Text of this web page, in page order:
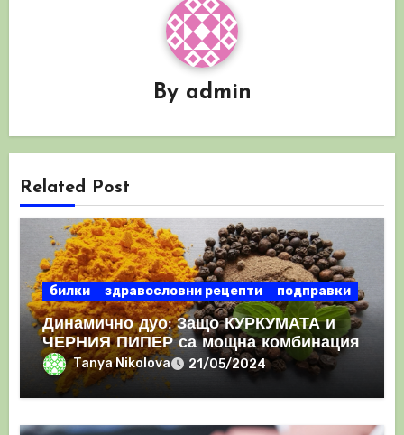
By admin
Related Post
билки здравословни рецепти подправки
Динамично дуо: Защо КУРКУМАТА и
ЧЕРНИЯ ПИПЕР са мощна комбинация
Tanya Nikolova 21/05/2024